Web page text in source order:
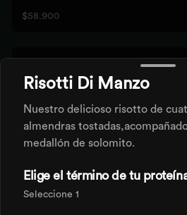
$58.900
Pesto rústico, queso parmesano, lonjas
$54.500
Pizze Duxelle
Risotti Di Manzo
Nuestro delicioso risotto de
almendras
medallón de solomito.
Elige el término de tu
Seleccione 1